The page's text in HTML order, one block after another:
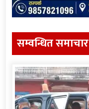
सम्वन्धित समाचार